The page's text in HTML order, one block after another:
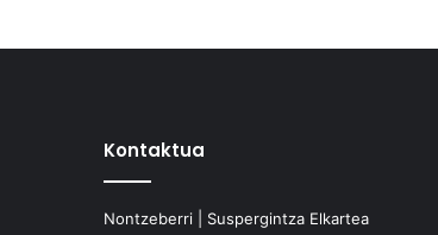
Kontaktua
Nontzeberri | Suspergintza Elkartea